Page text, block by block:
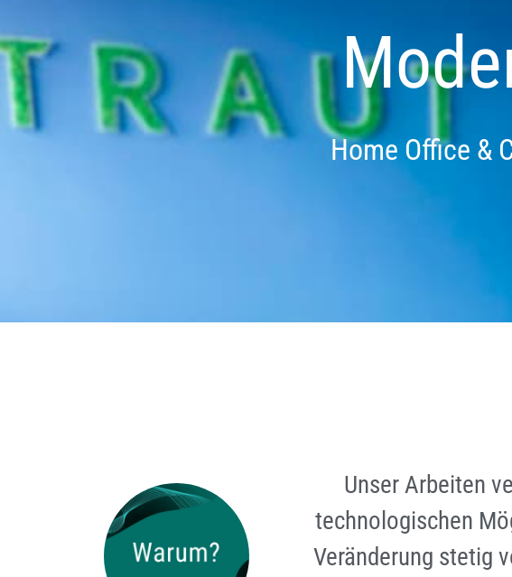
Home Office &
Unser Arbeiten
technologischen
Veränderung stetig